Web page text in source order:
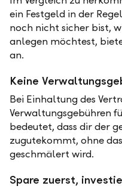
ein Festgeld in der
noch nicht sicher bist,
anlegen möchtest,
an.
Keine
Bei Einhaltung des
Verwaltungsgebühren
bedeutet, dass dir der
zugutekommt, ohne
geschmälert wird.
Spare zuerst,